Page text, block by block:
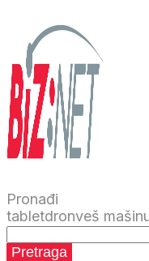
Pronađi
tabletdronveš
Pretraga